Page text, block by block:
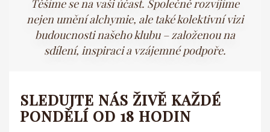
Těšíme se na vaši účast. Společně rozvíjíme
nejen umění alchymie, ale také kolektivní vizi
budoucnosti našeho klubu – založenou na
sdílení, inspiraci a vzájemné podpoře.
SLEDUJTE NÁS ŽIVĚ KAŽDÉ
PONDĚLÍ OD 18 HODIN